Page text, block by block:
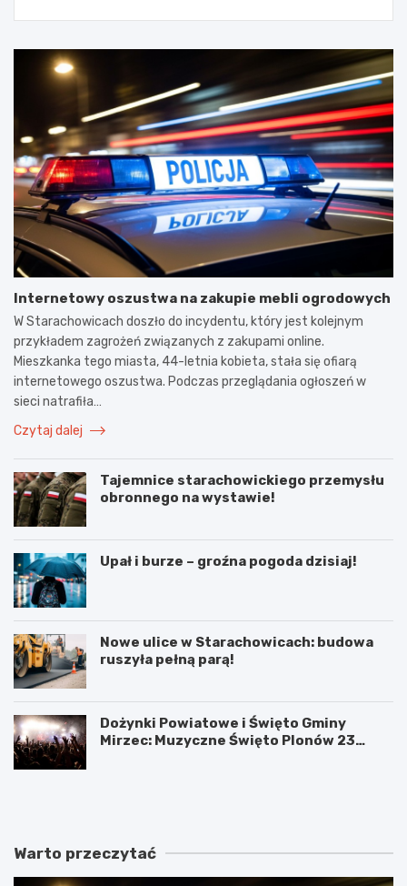
Internetowy oszustwa na zakupie mebli ogrodowych
W Starachowicach doszło do incydentu, który jest kolejnym
przykładem zagrożeń związanych z zakupami online.
Mieszkanka tego miasta, 44-letnia kobieta, stała się ofiarą
internetowego oszustwa. Podczas przeglądania ogłoszeń w
sieci natrafiła…
Czytaj dalej
Tajemnice starachowickiego przemysłu
obronnego na wystawie!
Upał i burze – groźna pogoda dzisiaj!
Nowe ulice w Starachowicach: budowa
ruszyła pełną parą!
Dożynki Powiatowe i Święto Gminy
Mirzec: Muzyczne Święto Plonów 23
T
n
D
k
Warto przeczytać